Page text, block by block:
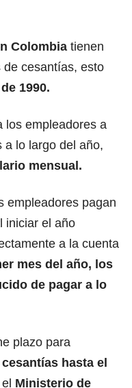
Colombia tienen
cesantías, esto
1990.
los empleadores a
a lo largo del año,
mensual.
empleadores pagan
iniciar el año
a la cuenta
mes del año, los
de pagar a lo
plazo para
cesantías hasta el
Ministerio de